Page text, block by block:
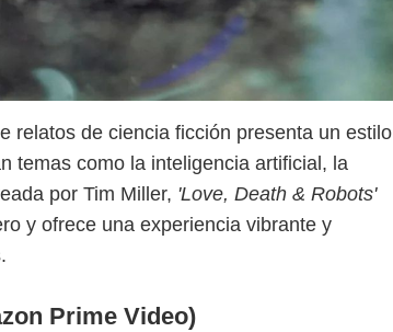
relatos de ciencia ficción presenta un estilo
temas como la inteligencia artificial, la
por Tim Miller, 'Love, Death & Robots'
y ofrece una experiencia vibrante y
Prime Video)